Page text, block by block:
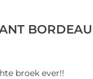
BORDEAU
broek ever!!